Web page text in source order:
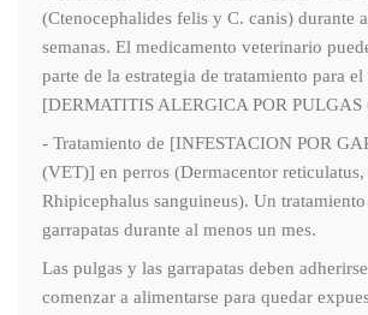
(Ctenocephalides felis y C. canis) durante
semanas. El medicamento veterinario
parte de la estrategia de tratamiento para
[DERMATITIS ALERGICA POR
- Tratamiento de [INFESTACION POR
(VET)] en perros (Dermacentor
Rhipicephalus sanguineus). Un tratamiento
garrapatas durante al menos un mes.
Las pulgas y las garrapatas deben
comenzar a alimentarse para quedar